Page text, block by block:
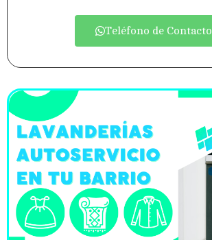
Teléfono de Contacto